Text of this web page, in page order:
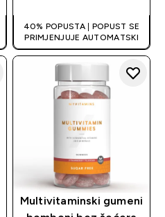
40% POPUSTA | POPUST SE
PRIMJENJUJE AUTOMATSKI
Multivitaminski gumeni